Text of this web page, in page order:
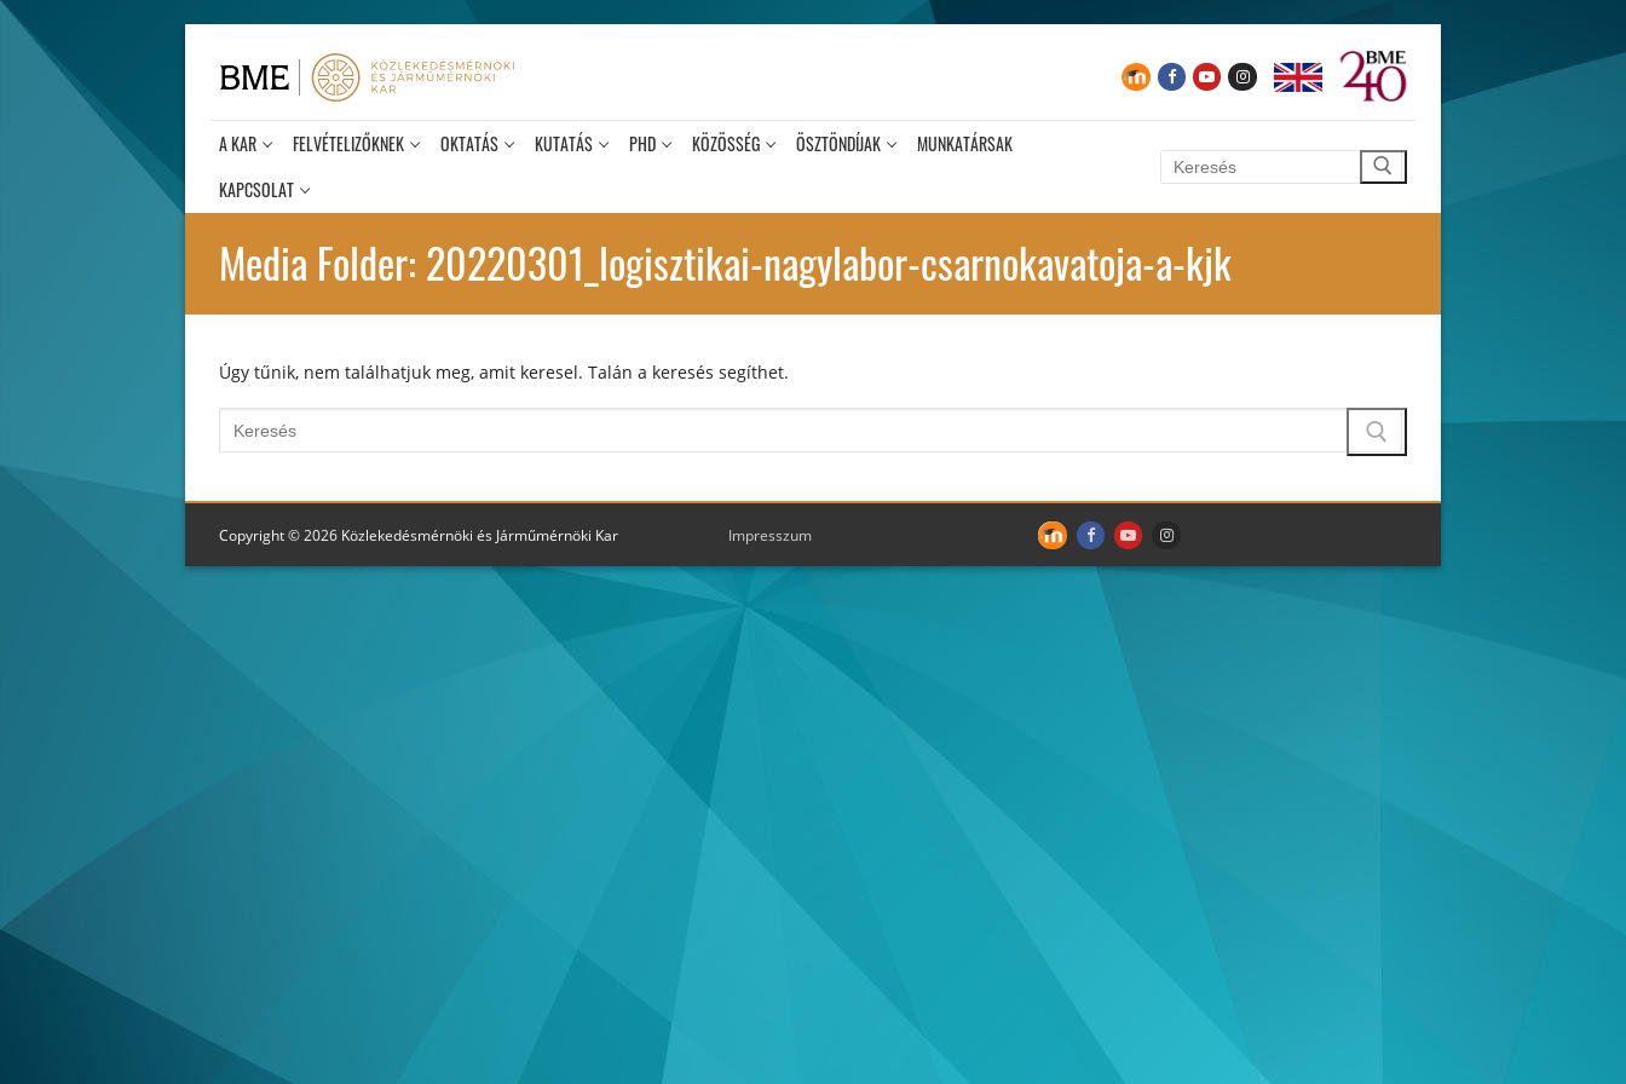
tartalomra
A KAR FELVÉTELIZŐKNEK OKTATÁS KUTATÁS PHD KÖZÖSSÉG ÖSZTÖNDÍJAK
MUNKATÁRSAK
KAPCSOLAT
Keresése:
Media Folder: 20220301_logisztikai-nagylabor-csarnokavatoja-a-kjk
Úgy tűnik, nem találhatjuk meg, amit keresel. Talán a keresés segíthet.
Keresése:
Copyright © 2026 Közlekedésmérnöki és Járműmérnöki Kar Impresszum